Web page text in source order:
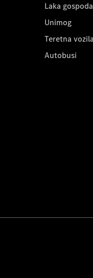
Laka
Unimog
Teretna vozila
Autobusi